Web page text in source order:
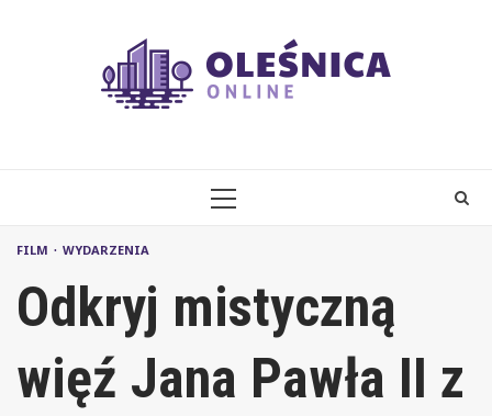
PRIMARY
FILM WYDARZENIA
Odkryj mistyczną
więź Jana Pawła II z